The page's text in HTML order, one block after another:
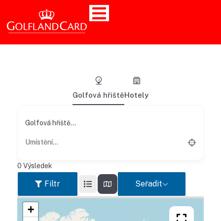
Golfová hřištěHotely
Golfová hřiště...
0 Výsledek
Filtr Seřadit
+